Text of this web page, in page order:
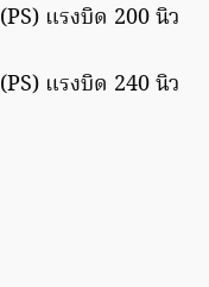
แรงบิด 200 นิว
แรงบิด 240 นิว